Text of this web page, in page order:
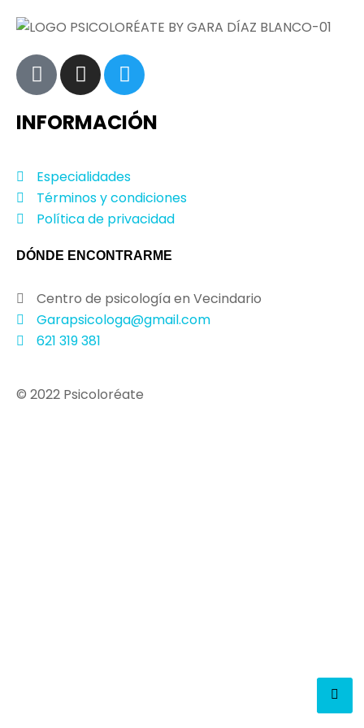
INFORMACIÓN
Especialidades
Términos y condiciones
Política de privacidad
DÓNDE ENCONTRARME
Centro de psicología en Vecindario
Garapsicologa@gmail.com
621 319 381
© 2022 Psicoloréate